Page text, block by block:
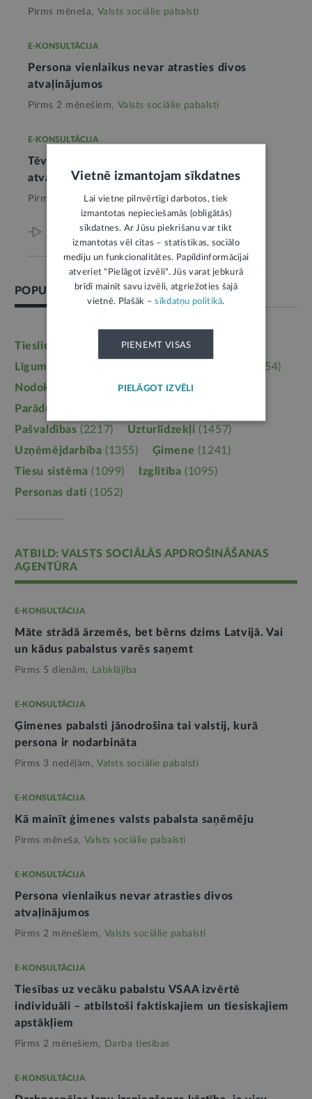
Pirms mēneša, Valsts sociālie pabalsti
E-KONSULTĀCIJA
Persona vienlaikus nevar atrasties divos
atvaļinājumos
Pirms 2 mēnešiem, Valsts sociālie pabalsti
E-KONSULTĀCIJA
Tēvam ir tiesības izmantot bērna kopšanas
atvaļinājumu
Pirms 5 mēnešiem, Valsts sociālie pabalsti
Viss par šo tēmu
POPULĀRĀKĀS TĒMAS
Tieslietas Darba tiesības
Līgumi, dokumenti
(3954)
Nodokļi
Mājoklis(3142)
Parādu piedziņa
Pašvaldības (2217) Uzturlīdzekļi (1457)
Uzņēmējdarbība (1355) Ģimene (1241)
Tiesu sistēma (1099) Izglītība (1095)
Personas dati (1052)
ATBILD: VALSTS SOCIĀLĀS APDROŠINĀŠANAS
AĢENTŪRA
E-KONSULTĀCIJA
Māte strādā ārzemēs, bet bērns dzims Latvijā. Vai
un kādus pabalstus varēs saņemt
Pirms 5 dienām, Labklājība
E-KONSULTĀCIJA
Ģimenes pabalsti jānodrošina tai valstij, kurā
persona ir nodarbināta
Pirms 3 nedēļām, Valsts sociālie pabalsti
E-KONSULTĀCIJA
Kā mainīt ģimenes valsts pabalsta saņēmēju
Pirms mēneša, Valsts sociālie pabalsti
E-KONSULTĀCIJA
Persona vienlaikus nevar atrasties divos
atvaļinājumos
Pirms 2 mēnešiem, Valsts sociālie pabalsti
E-KONSULTĀCIJA
Tiesības uz vecāku pabalstu VSAA izvērtē
individuāli – atbilstoši faktiskajiem un tiesiskajiem
apstākļiem
Pirms 2 mēnešiem, Darba tiesības
E-KONSULTĀCIJA
Vietnē izmantojam sīkdatnes
Lai vietne pilnvērtīgi darbotos, tiek
izmantotas nepieciešamās (obligātās)
sīkdatnes. Ar Jūsu piekrišanu var tikt
izmantotas vēl citas – statistikas, sociālo
mediju un funkcionalitātes. Papildinformācijai
atveriet "Pielāgot izvēli". Jūs varat jebkurā
brīdī mainīt savu izvēli, atgriežoties šajā
vietnē. Plašāk –sīkdatņu politikā.
PIEŅEMT VISAS
PIELĀGOT IZVĒLI